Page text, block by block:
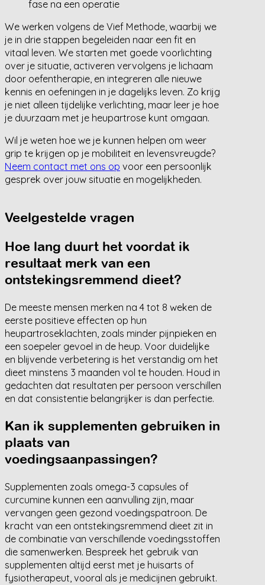
fase na een operatie
We werken volgens de Vief Methode, waarbij we
je in drie stappen begeleiden naar een fit en
vitaal leven. We starten met goede voorlichting
over je situatie, activeren vervolgens je lichaam
door oefentherapie, en integreren alle nieuwe
kennis en oefeningen in je dagelijks leven. Zo krijg
je niet alleen tijdelijke verlichting, maar leer je hoe
je duurzaam met je heupartrose kunt omgaan.
Wil je weten hoe we je kunnen helpen om weer
grip te krijgen op je mobiliteit en levensvreugde?
Neem contact met ons op voor een persoonlijk
gesprek over jouw situatie en mogelijkheden.
Veelgestelde vragen
Hoe lang duurt het voordat ik
resultaat merk van een
ontstekingsremmend dieet?
De meeste mensen merken na 4 tot 8 weken de
eerste positieve effecten op hun
heupartroseklachten, zoals minder pijnpieken en
een soepeler gevoel in de heup. Voor duidelijke
en blijvende verbetering is het verstandig om het
dieet minstens 3 maanden vol te houden. Houd in
gedachten dat resultaten per persoon verschillen
en dat consistentie belangrijker is dan perfectie.
Kan ik supplementen gebruiken in
plaats van
voedingsaanpassingen?
Supplementen zoals omega-3 capsules of
curcumine kunnen een aanvulling zijn, maar
vervangen geen gezond voedingspatroon. De
kracht van een ontstekingsremmend dieet zit in
de combinatie van verschillende voedingsstoffen
die samenwerken. Bespreek het gebruik van
supplementen altijd eerst met je huisarts of
fysiotherapeut, vooral als je medicijnen gebruikt.